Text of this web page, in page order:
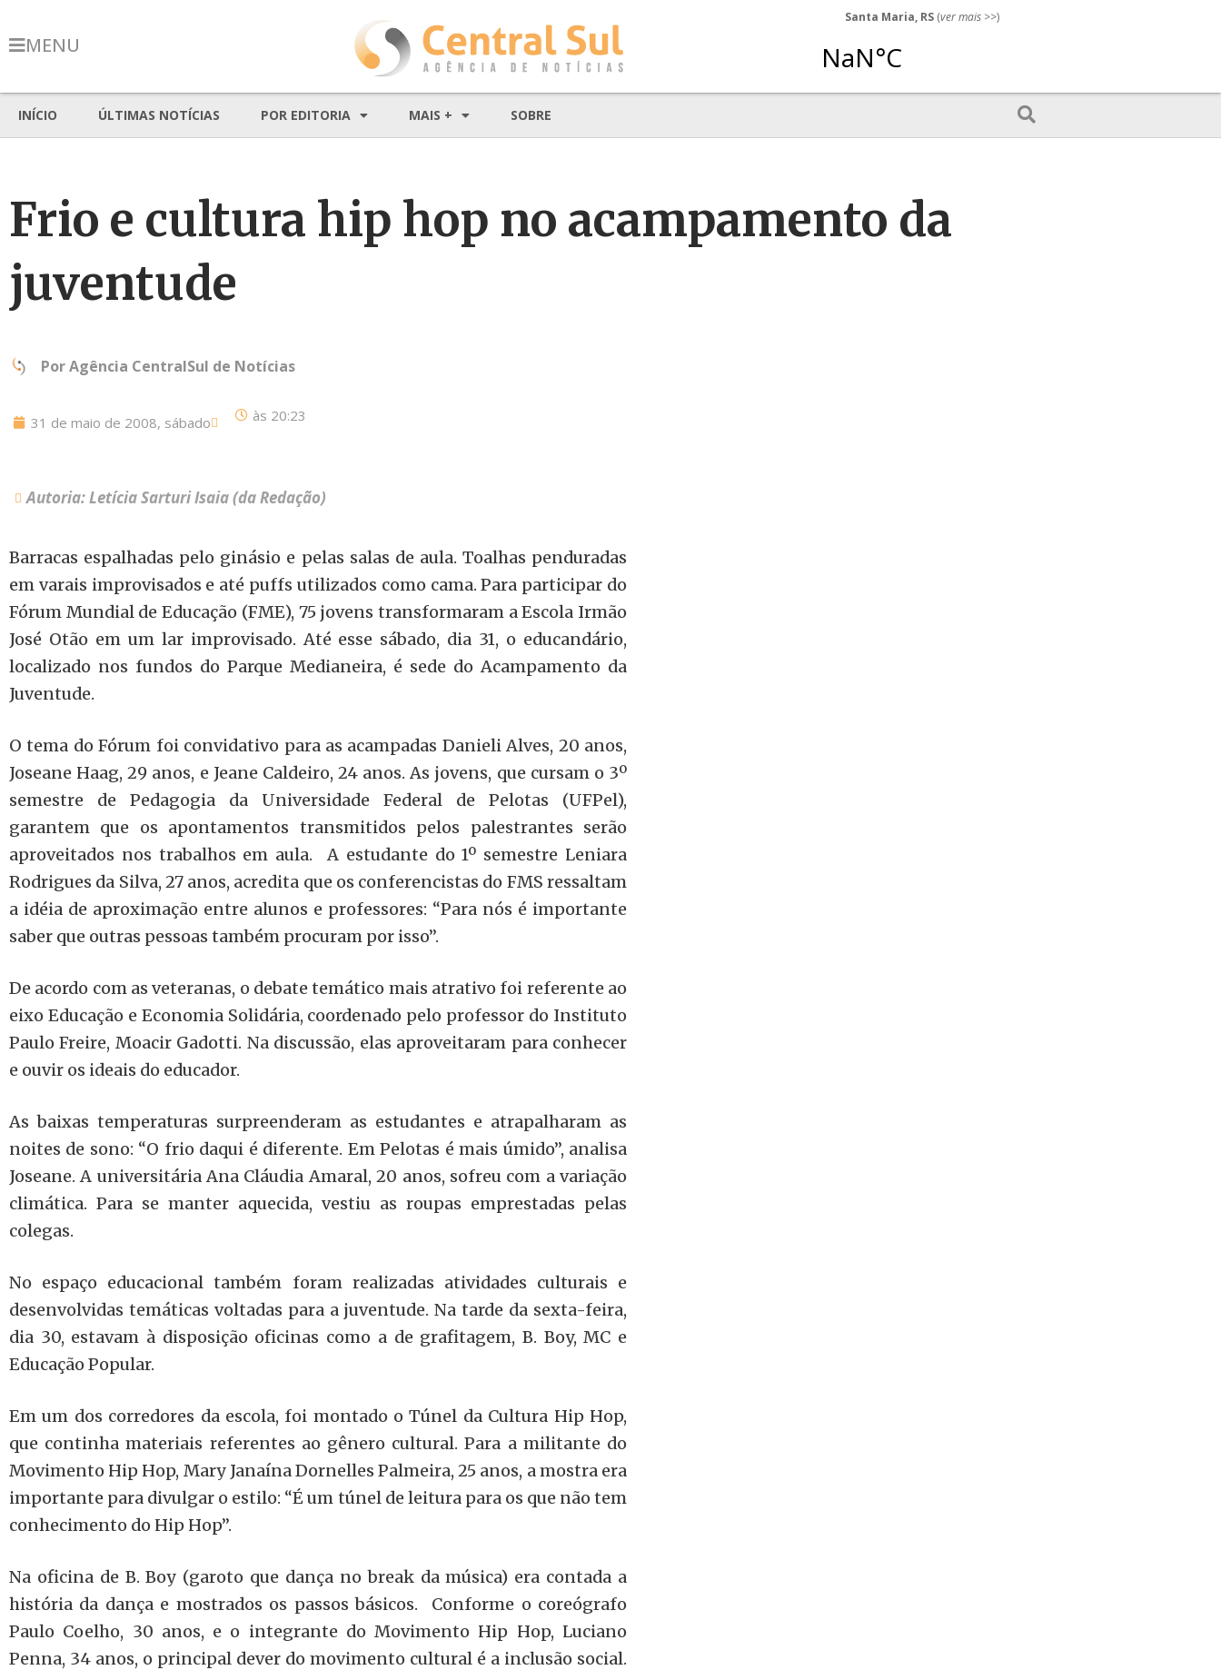
MENU
Santa Maria, RS (ver mais >>)
INÍCIO ÚLTIMAS NOTÍCIAS POR EDITORIA MAIS + SOBRE
Frio e cultura hip hop no acampamento da
juventude
PorAgência CentralSul de Notícias
31 de maio de 2008, sábado às 20:23
Autoria: Letícia Sarturi Isaia (da Redação)
Barracas espalhadas pelo ginásio e pelas salas de aula. Toalhas penduradas
em varais improvisados e até puffs utilizados como cama. Para participar do
Fórum Mundial de Educação (FME), 75 jovens transformaram a Escola Irmão
José Otão em um lar improvisado. Até esse sábado, dia 31, o educandário,
localizado nos fundos do Parque Medianeira, é sede do Acampamento da
Juventude.
O tema do Fórum foi convidativo para as acampadas Danieli Alves, 20 anos,
Joseane Haag, 29 anos, e Jeane Caldeiro, 24 anos. As jovens, que cursam o 3º
semestre de Pedagogia da Universidade Federal de Pelotas (UFPel),
garantem que os apontamentos transmitidos pelos palestrantes serão
aproveitados nos trabalhos em aula. A estudante do 1º semestre Leniara
Rodrigues da Silva, 27 anos, acredita que os conferencistas do FMS ressaltam
a idéia de aproximação entre alunos e professores: “Para nós é importante
saber que outras pessoas também procuram por isso”.
De acordo com as veteranas, o debate temático mais atrativo foi referente ao
eixo Educação e Economia Solidária, coordenado pelo professor do Instituto
Paulo Freire, Moacir Gadotti. Na discussão, elas aproveitaram para conhecer
e ouvir os ideais do educador.
As baixas temperaturas surpreenderam as estudantes e atrapalharam as
noites de sono: “O frio daqui é diferente. Em Pelotas é mais úmido’’, analisa
Joseane. A universitária Ana Cláudia Amaral, 20 anos, sofreu com a variação
climática. Para se manter aquecida, vestiu as roupas emprestadas pelas
colegas.
No espaço educacional também foram realizadas atividades culturais e
desenvolvidas temáticas voltadas para a juventude. Na tarde da sexta-feira,
dia 30, estavam à disposição oficinas como a de grafitagem, B. Boy, MC e
Educação Popular.
Em um dos corredores da escola, foi montado o Túnel da Cultura Hip Hop,
que continha materiais referentes ao gênero cultural. Para a militante do
Movimento Hip Hop, Mary Janaína Dornelles Palmeira, 25 anos, a mostra era
importante para divulgar o estilo: “É um túnel de leitura para os que não tem
conhecimento do Hip Hop”.
Na oficina de B. Boy (garoto que dança no break da música) era contada a
história da dança e mostrados os passos básicos. Conforme o coreógrafo
Paulo Coelho, 30 anos, e o integrante do Movimento Hip Hop, Luciano
Penna, 34 anos, o principal dever do movimento cultural é a inclusão social.